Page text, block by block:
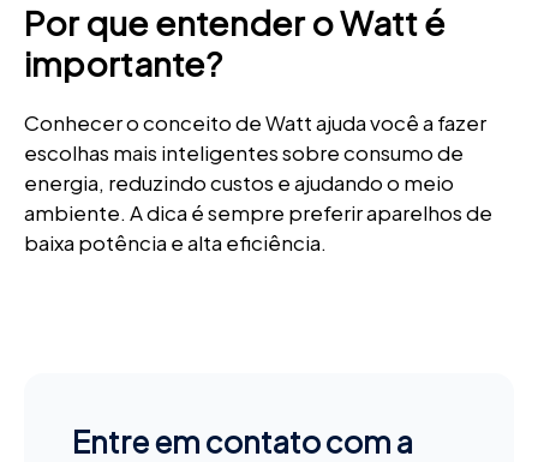
Por que entender o Watt é
importante?
Conhecer o conceito de Watt ajuda você a fazer
escolhas mais inteligentes sobre consumo de
energia, reduzindo custos e ajudando o meio
ambiente. A dica é sempre preferir aparelhos de
baixa potência e alta eficiência.
Entre em contato com a